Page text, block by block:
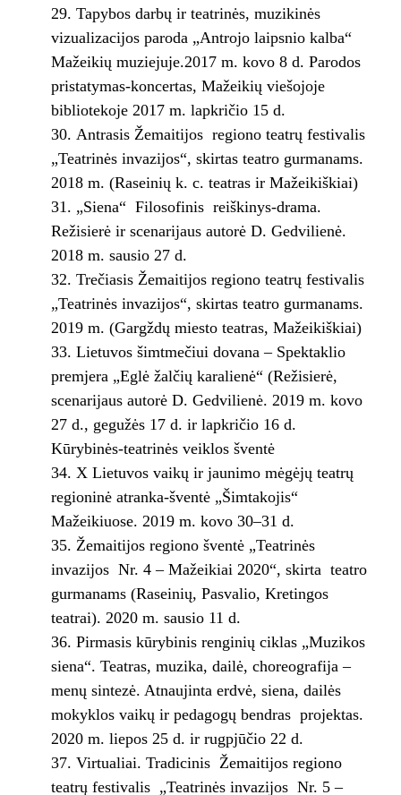
Tapybos darbų ir teatrinės, muzikinės
vizualizacijos paroda „Antrojo laipsnio kalba“
Mažeikių muziejuje.2017 m. kovo 8 d. Parodos
pristatymas-koncertas, Mažeikių viešojoje
bibliotekoje 2017 m. lapkričio 15 d.
Antrasis Žemaitijos regiono teatrų festivalis
„Teatrinės invazijos“, skirtas teatro gurmanams.
2018 m. (Raseinių k. c. teatras ir Mažeikiškiai)
„Siena“ Filosofinis reiškinys-drama.
Režisierė ir scenarijaus autorė D. Gedvilienė.
2018 m. sausio 27 d.
Trečiasis Žemaitijos regiono teatrų festivalis
„Teatrinės invazijos“, skirtas teatro gurmanams.
2019 m. (Gargždų miesto teatras, Mažeikiškiai)
Lietuvos šimtmečiui dovana – Spektaklio
premjera „Eglė žalčių karalienė“ (Režisierė,
scenarijaus autorė D. Gedvilienė. 2019 m. kovo
27 d., gegužės 17 d. ir lapkričio 16 d.
Kūrybinės-teatrinės veiklos šventė
X Lietuvos vaikų ir jaunimo mėgėjų teatrų
regioninė atranka-šventė „Šimtakojis“
Mažeikiuose. 2019 m. kovo 30–31 d.
Žemaitijos regiono šventė „Teatrinės
invazijos Nr. 4 – Mažeikiai 2020“, skirta teatro
gurmanams (Raseinių, Pasvalio, Kretingos
teatrai). 2020 m. sausio 11 d.
Pirmasis kūrybinis renginių ciklas „Muzikos
siena“. Teatras, muzika, dailė, choreografija –
menų sintezė. Atnaujinta erdvė, siena, dailės
mokyklos vaikų ir pedagogų bendras projektas.
2020 m. liepos 25 d. ir rugpjūčio 22 d.
Virtualiai. Tradicinis Žemaitijos regiono
teatrų festivalis „Teatrinės invazijos Nr. 5 –